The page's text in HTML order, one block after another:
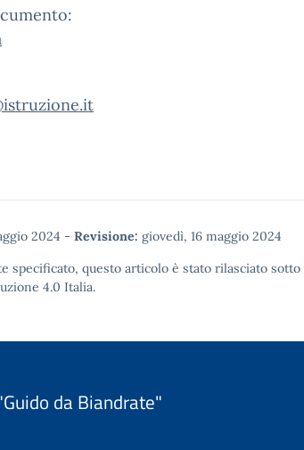
2024 - Revisione: giovedì, 16 maggio 2024
specificato, questo articolo è stato rilasciato sotto
4.0 Italia.
da Biandrate"